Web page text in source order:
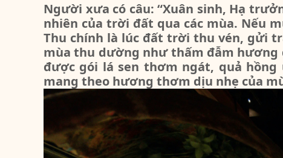
Người xưa có câu: “Xuân sinh, Hạ
nhiên của trời đất qua các mùa. Nếu
Thu chính là lúc đất trời thu vén, gửi
mùa thu dường như thấm đẫm hương
được gói lá sen thơm ngát, quả
mang theo hương thơm dịu nhẹ của